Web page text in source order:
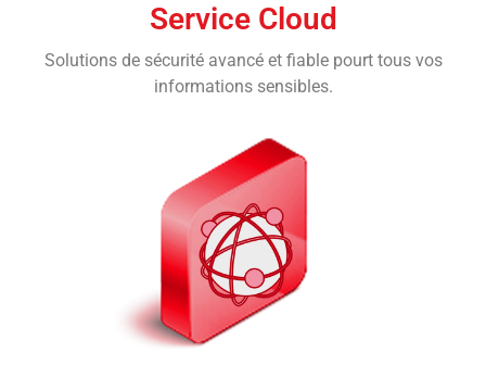
Service Cloud
Solutions de sécurité avancé et fiable pourt tous vos
informations sensibles.